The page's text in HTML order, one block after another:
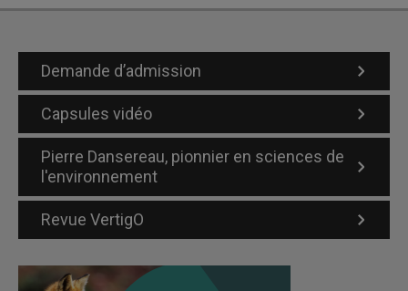
Demande d’admission
Capsules vidéo
Pierre Dansereau, pionnier en sciences de
l'environnement
Revue VertigO